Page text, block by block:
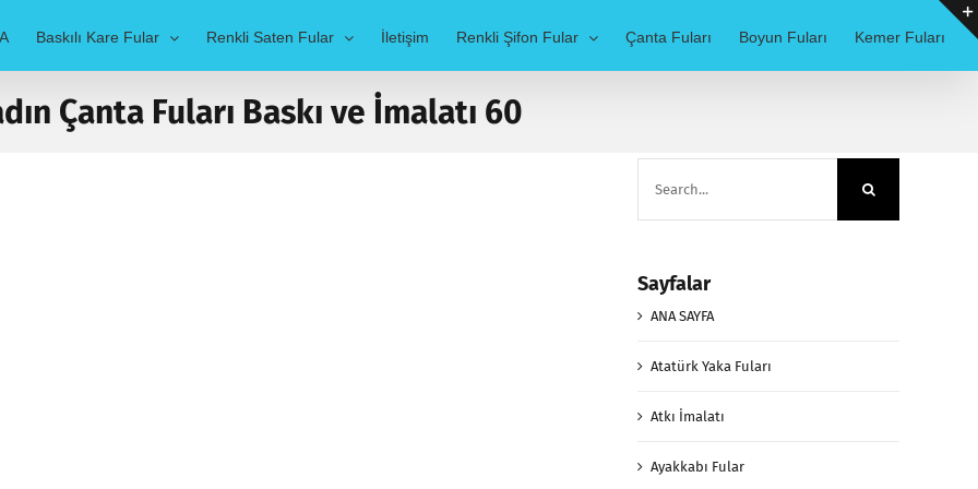
Baskılı Kare Fular Renkli Saten Fular İletişim Renkli Şifon Fular Çanta Fuları Boyun Fuları Kemer Fuları
Çanta Fuları Baskı ve İmalatı 60
for:
Sayfalar
ANA SAYFA
Atatürk Yaka Fuları
Atkı İmalatı
Ayakkabı Fular